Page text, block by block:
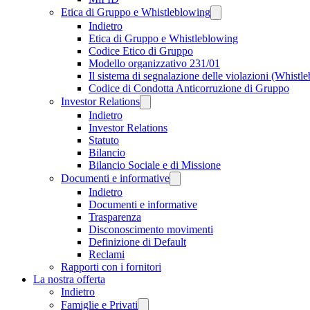
Etica di Gruppo e Whistleblowing
Indietro
Etica di Gruppo e Whistleblowing
Codice Etico di Gruppo
Modello organizzativo 231/01
Il sistema di segnalazione delle violazioni
Codice di Condotta Anticorruzione di Gruppo
Investor Relations
Indietro
Investor Relations
Statuto
Bilancio
Bilancio Sociale e di Missione
Documenti e informative
Indietro
Documenti e informative
Trasparenza
Disconoscimento movimenti
Definizione di Default
Reclami
Rapporti con i fornitori
La nostra offerta
Indietro
Famiglie e Privati